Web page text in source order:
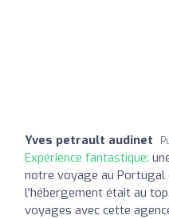
Yves petrault audinet
Expérience fantastique:
notre voyage au
l'hébergement était au
voyages avec cette